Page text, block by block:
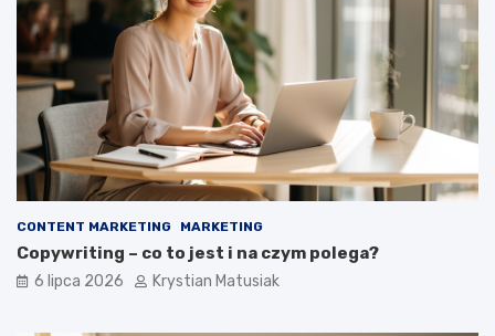
CONTENT MARKETING MARKETING
Copywriting – co to jest i na czym polega?
6 lipca 2026 Krystian Matusiak